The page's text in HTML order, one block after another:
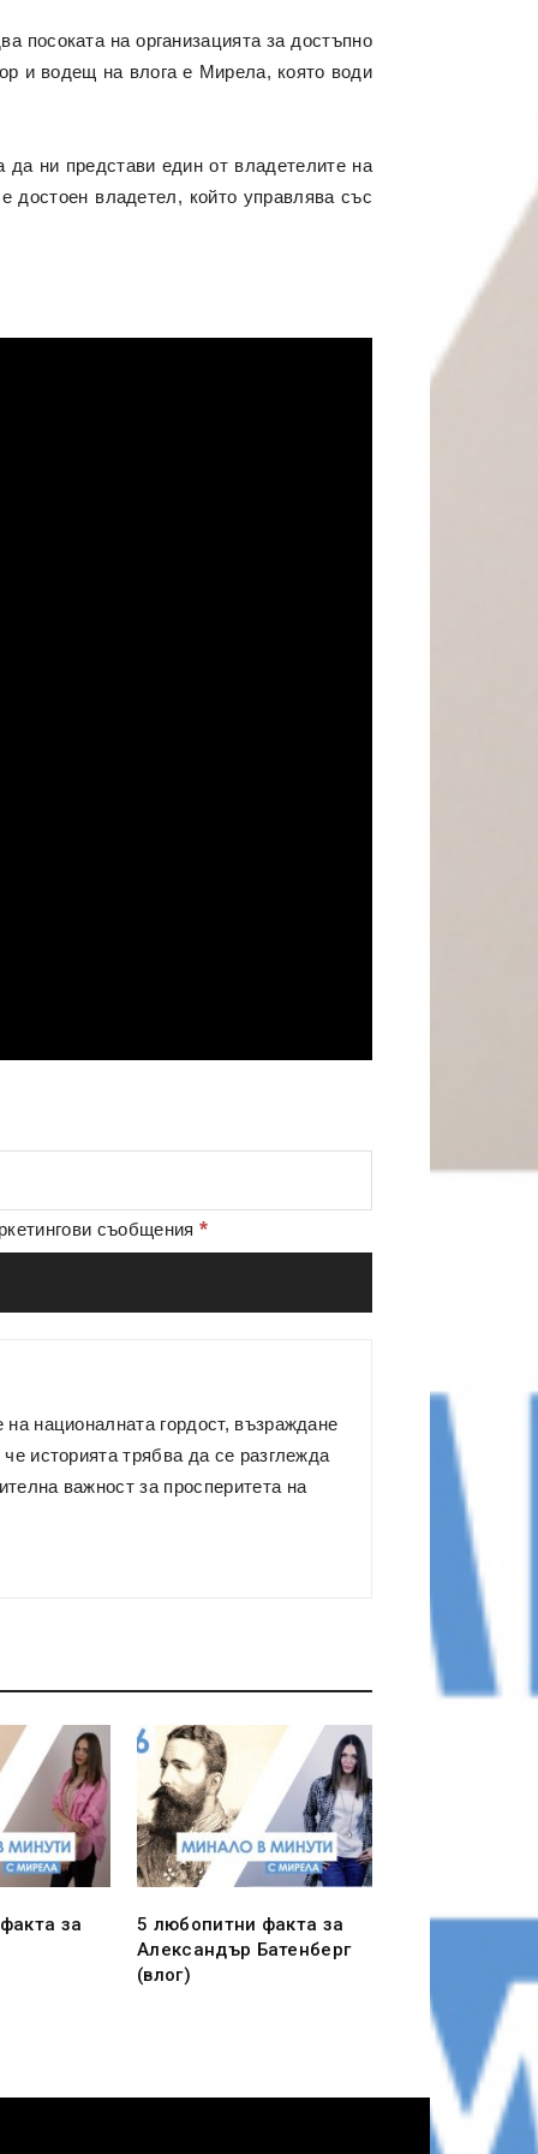
посоката на организацията за достъпно
и водещ на влога е Мирела, която води
ни представи един от владетелите на
достоен владетел, който управлява със
съобщения *
на националната гордост, възраждане
историята трябва да се разглежда
важност за просперитета на
за
5 любопитни факта за
Александър Батенберг
(влог)